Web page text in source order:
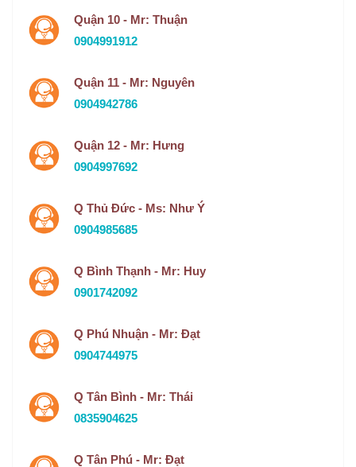
Quận 10 - Mr: Thuận
0904991912
Quận 11 - Mr: Nguyên
0904942786
Quận 12 - Mr: Hưng
0904997692
Q Thủ Đức - Ms: Như Ý
0904985685
Q Bình Thạnh - Mr: Huy
0901742092
Q Phú Nhuận - Mr: Đạt
0904744975
Q Tân Bình - Mr: Thái
0835904625
Q Tân Phú - Mr: Đạt